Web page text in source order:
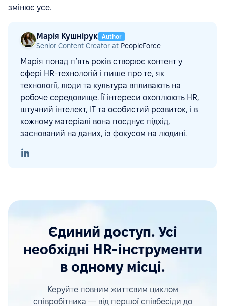
змінює усе.
Марія Кушнірук Author
Senior Content Creator at PeopleForce
Марія понад п’ять років створює контент у
сфері HR-технологій і пише про те, як
технології, люди та культура впливають на
робоче середовище. Її інтереси охоплюють HR,
штучний інтелект, ІТ та особистий розвиток, і в
кожному матеріалі вона поєднує підхід,
заснований на даних, із фокусом на людині.
Єдиний доступ. Усі
необхідні HR-інструменти
в одному місці.
Керуйте повним життєвим циклом
співробітника — від першої співбесіди до